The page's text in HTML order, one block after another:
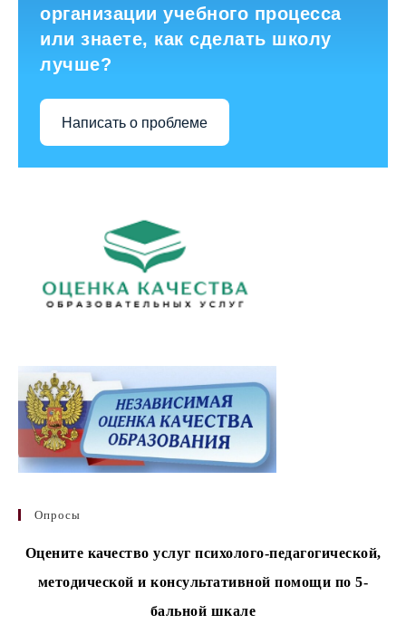
организации учебного процесса
или знаете, как сделать школу
лучше?
Написать о проблеме
Опросы
Оцените качество услуг психолого-педагогической,
методической и консультативной помощи по 5-
бальной шкале